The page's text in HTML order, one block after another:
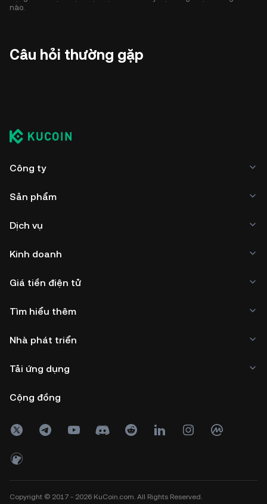
nào.
Câu hỏi thường gặp
Công ty
Sản phẩm
Dịch vụ
Kinh doanh
Giá tiền điện tử
Tìm hiểu thêm
Nhà phát triển
Tải ứng dụng
Cộng đồng
Copyright © 2017 - 2026 KuCoin.com. All Rights Reserved.